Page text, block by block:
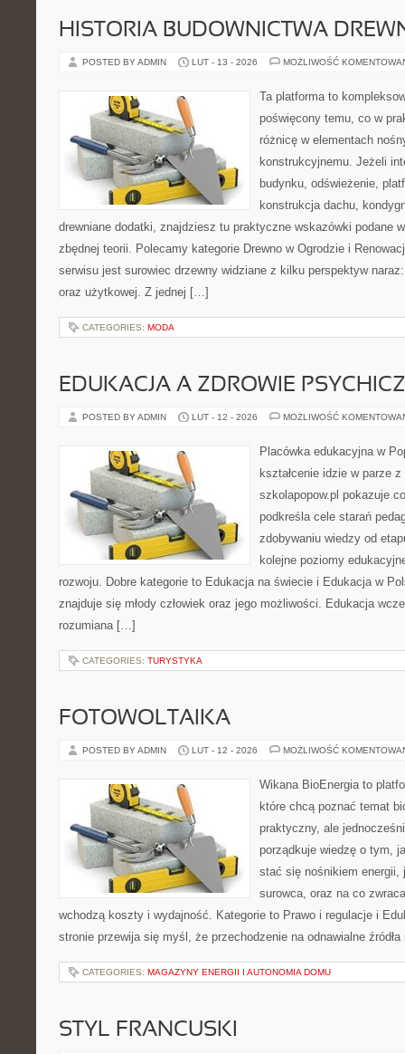
HISTORIA BUDOWNICTWA
POSTED BY ADMIN LUT - 13 - 2026 MOŻLIWOŚĆ
Ta platforma to
poświęcony temu, co w
różnicę w elementach
konstrukcyjnemu. Jeżeli
budynku, odświeżenie,
konstrukcja dachu,
drewniane dodatki, znajdziesz tu praktyczne wskazówki podane
zbędnej teorii. Polecamy kategorie Drewno w Ogrodzie i
serwisu jest surowiec drzewny widziane z kilku perspektyw
oraz użytkowej. Z jednej […]
CATEGORIES: MODA
EDUKACJA A ZDROWIE
POSTED BY ADMIN LUT - 12 - 2026 MOŻLIWOŚĆ
Placówka edukacyjna w
kształcenie idzie w parze
szkolapopow.pl pokazuje
podkreśla cele starań
zdobywaniu wiedzy od
kolejne poziomy
rozwoju. Dobre kategorie to Edukacja na świecie i Edukacja w
znajduje się młody człowiek oraz jego możliwości. Edukacja
rozumiana […]
CATEGORIES: TURYSTYKA
FOTOWOLTAIKA
POSTED BY ADMIN LUT - 12 - 2026 MOŻLIWOŚĆ
Wikana BioEnergia to
które chcą poznać temat
praktyczny, ale
porządkuje wiedzę o tym,
stać się nośnikiem energii,
surowca, oraz na co
wchodzą koszty i wydajność. Kategorie to Prawo i regulacje i
stronie przewija się myśl, że przechodzenie na odnawialne
CATEGORIES: MAGAZYNY ENERGII I AUTONOMIA DOMU
STYL FRANCUSKI